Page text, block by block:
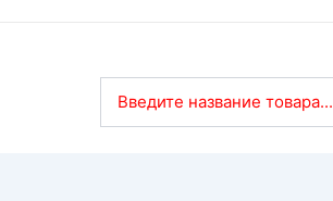
Введите название товара...